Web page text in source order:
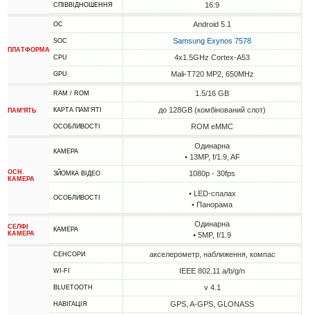
СПІВВІДНОШЕННЯ 16:9
ПЛАТФОРМА
ОС Android 5.1
SOC Samsung Exynos 7578
CPU 4x1.5GHz Cortex-A53
GPU Mali-T720 MP2, 650MHz
ПАМ'ЯТЬ
RAM / ROM 1.5/16 GB
КАРТА ПАМ'ЯТІ до 128GB (комбінований слот)
ОСОБЛИВОСТІ ROM eMMC
ОСН.
КАМЕРА
КАМЕРА
Одинарна
• 13MP, f/1.9, AF
ЗЙОМКА ВІДЕО 1080p - 30fps
ОСОБЛИВОСТІ
• LED-спалах
• Панорама
СЕЛФІ
КАМЕРА
КАМЕРА
Одинарна
• 5MP, f/1.9
СЕНСОРИ акселерометр, наближення, компас
WI-FI IEEE 802.11 a/b/g/n
BLUETOOTH v 4.1
НАВІГАЦІЯ GPS, A-GPS, GLONASS